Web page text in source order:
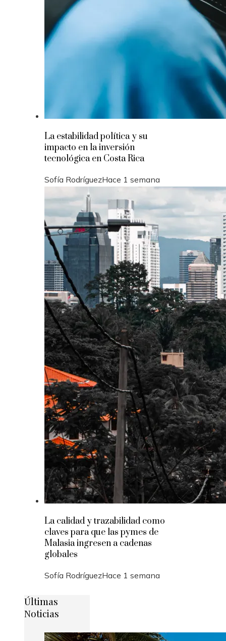
La estabilidad política y su
impacto en la inversión
tecnológica en Costa Rica
Sofía RodríguezHace 1 semana
La calidad y trazabilidad como
claves para que las pymes de
Malasia ingresen a cadenas
globales
Sofía RodríguezHace 1 semana
Últimas
Noticias